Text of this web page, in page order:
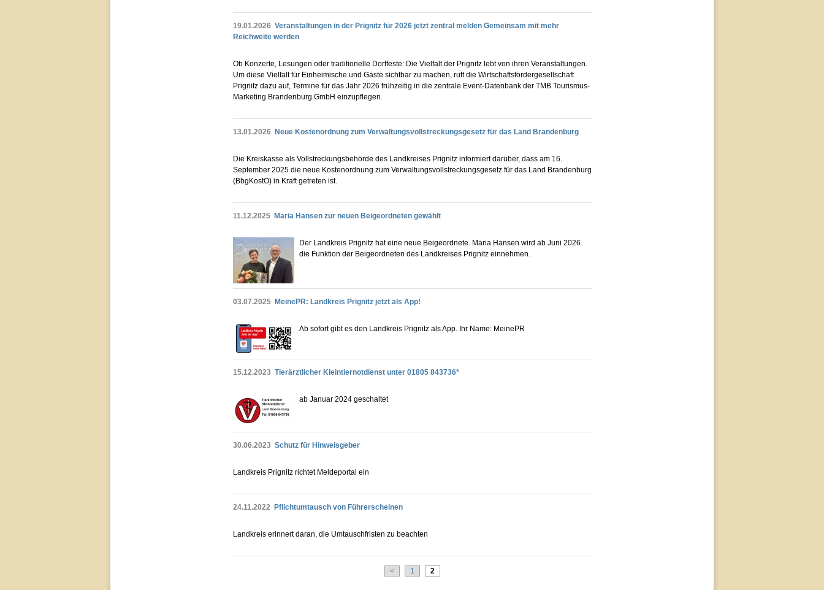
19.01.2026 Veranstaltungen in der Prignitz für 2026 jetzt zentral melden Gemeinsam mit mehr
Reichweite werden
Ob Konzerte, Lesungen oder traditionelle Dorffeste: Die Vielfalt der Prignitz lebt von ihren Veranstaltungen.
Um diese Vielfalt für Einheimische und Gäste sichtbar zu machen, ruft die Wirtschaftsfördergesellschaft
Prignitz dazu auf, Termine für das Jahr 2026 frühzeitig in die zentrale Event-Datenbank der TMB Tourismus-
Marketing Brandenburg GmbH einzupflegen.
13.01.2026 Neue Kostenordnung zum Verwaltungsvollstreckungsgesetz für das Land Brandenburg
Die Kreiskasse als Vollstreckungsbehörde des Landkreises Prignitz informiert darüber, dass am 16.
September 2025 die neue Kostenordnung zum Verwaltungsvollstreckungsgesetz für das Land Brandenburg
(BbgKostO) in Kraft getreten ist.
11.12.2025 Maria Hansen zur neuen Beigeordneten gewählt
Der Landkreis Prignitz hat eine neue Beigeordnete. Maria Hansen wird ab Juni 2026
die Funktion der Beigeordneten des Landkreises Prignitz einnehmen.
03.07.2025 MeinePR: Landkreis Prignitz jetzt als App!
Ab sofort gibt es den Landkreis Prignitz als App. Ihr Name: MeinePR
15.12.2023 Tierärztlicher Kleintiernotdienst unter 01805 843736*
ab Januar 2024 geschaltet
30.06.2023 Schutz für Hinweisgeber
Landkreis Prignitz richtet Meldeportal ein
24.11.2022 Pflichtumtausch von Führerscheinen
Landkreis erinnert daran, die Umtauschfristen zu beachten
< 1 2